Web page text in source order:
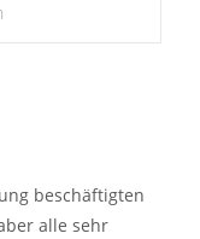
beschäftigten
alle sehr